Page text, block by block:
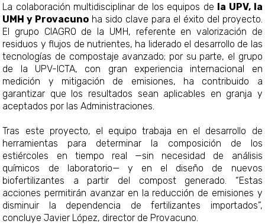
La colaboración multidisciplinar de los equipos de la UPV, la
UMH y Provacuno ha sido clave para el éxito del proyecto.
El grupo CIAGRO de la UMH, referente en valorización de
residuos y flujos de nutrientes, ha liderado el desarrollo de las
tecnologías de compostaje avanzado; por su parte, el grupo
de la UPV-ICTA, con gran experiencia internacional en
medición y mitigación de emisiones, ha contribuido a
garantizar que los resultados sean aplicables en granja y
aceptados por las Administraciones.
Tras este proyecto, el equipo trabaja en el desarrollo de
herramientas para determinar la composición de los
estiércoles en tiempo real —sin necesidad de análisis
químicos de laboratorio— y en el diseño de nuevos
biofertilizantes a partir del compost generado. “Estas
acciones permitirán avanzar en la reducción de emisiones y
disminuir la dependencia de fertilizantes importados”,
concluye Javier López, director de Provacuno.